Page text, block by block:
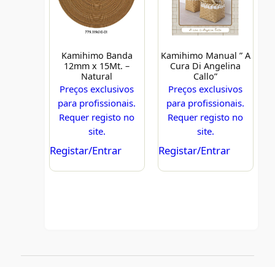
Kamihimo Banda
12mm x 15Mt. –
Natural
Preços exclusivos
para profissionais.
Requer registo no
site.
Registar/Entrar
Kamihimo Manual ” A
Cura Di Angelina
Callo”
Preços exclusivos
para profissionais.
Requer registo no
site.
Registar/Entrar